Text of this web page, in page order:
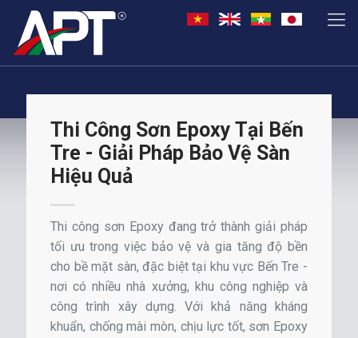
Thi Công Sơn Epoxy Tại Bến
Tre - Giải Pháp Bảo Vệ Sàn
Hiệu Quả
Thi công sơn Epoxy đang trở thành giải pháp
tối ưu trong việc bảo vệ và gia tăng độ bền
cho bề mặt sàn, đặc biệt tại khu vực Bến Tre -
nơi có nhiều nhà xưởng, khu công nghiệp và
công trình xây dựng. Với khả năng kháng
khuẩn, chống mài mòn, chịu lực tốt, sơn Epoxy